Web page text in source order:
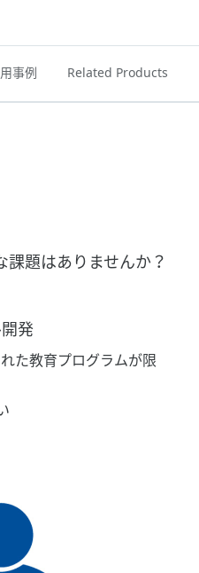
事例 Related Products
課題はありませんか？
発
た教育プログラムが限